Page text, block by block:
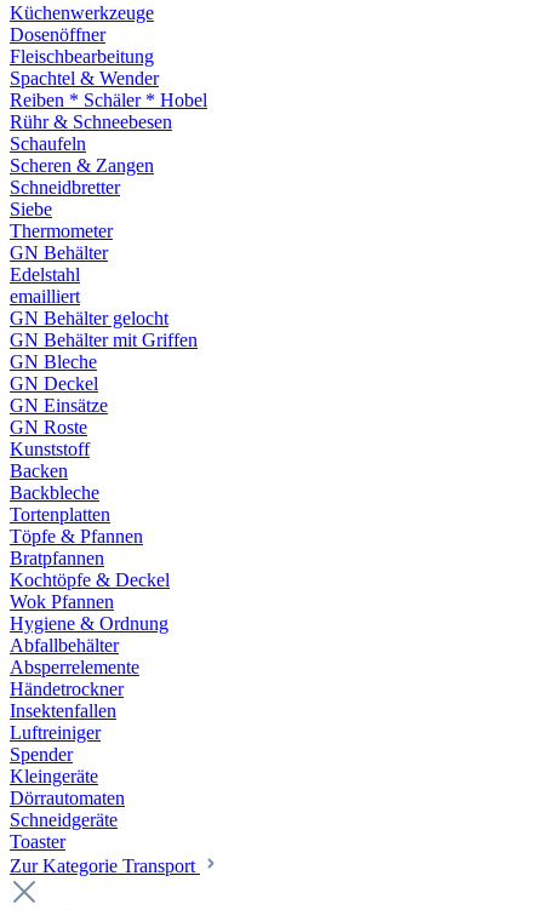
Küchenwerkzeuge
Dosenöffner
Fleischbearbeitung
Spachtel & Wender
Reiben * Schäler * Hobel
Rühr & Schneebesen
Schaufeln
Scheren & Zangen
Schneidbretter
Siebe
Thermometer
GN Behälter
Edelstahl
emailliert
GN Behälter gelocht
GN Behälter mit Griffen
GN Bleche
GN Deckel
GN Einsätze
GN Roste
Kunststoff
Backen
Backbleche
Tortenplatten
Töpfe & Pfannen
Bratpfannen
Kochtöpfe & Deckel
Wok Pfannen
Hygiene & Ordnung
Abfallbehälter
Absperrelemente
Händetrockner
Insektenfallen
Luftreiniger
Spender
Kleingeräte
Dörrautomaten
Schneidgeräte
Toaster
Zur Kategorie Transport